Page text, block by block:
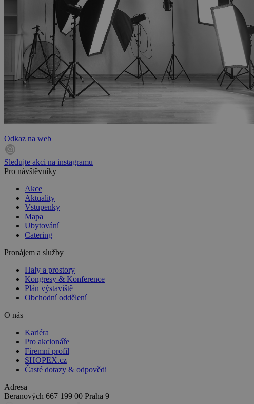
Odkaz na web
Sledujte akci na instagramu
Pro návštěvníky
Akce
Aktuality
Vstupenky
Mapa
Ubytování
Catering
Pronájem a služby
Haly a prostory
Kongresy & Konference
Plán výstaviště
Obchodní oddělení
O nás
Kariéra
Pro akcionáře
Firemní profil
SHOPEX.cz
Časté dotazy & odpovědi
Adresa
Beranových 667 199 00 Praha 9